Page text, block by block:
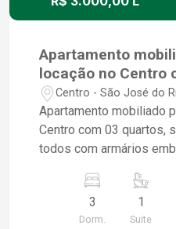
Apartamento
locação no Centro
sendo 01 suíte,
garagem.
Centro - São José do
Apartamento mobiliado
Centro com 03 quartos,
todos com armários
sacadas, área de
3
Dorm.
1
Suite